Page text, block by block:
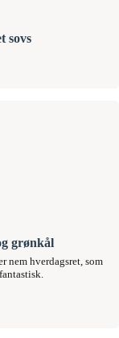
sovs
grønkål
nem hverdagsret, som